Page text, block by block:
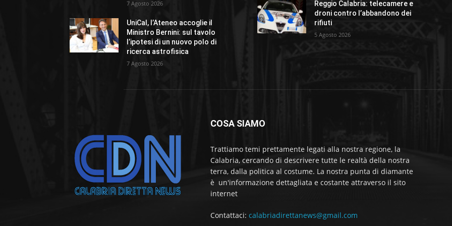
7 Agosto 2026
UniCal, l’Ateneo accoglie il
Ministro Bernini: sul tavolo
l’ipotesi di un nuovo polo di
ricerca astrofisica
7 Agosto 2026
Reggio Calabria: telecamere e
droni contro l’abbandono dei
rifiuti
5 Agosto 2026
COSA SIAMO
Trattiamo temi prettamente legati alla nostra regione, la
Calabria, cercando di descrivere tutte le realtà della nostra
terra, dalla politica al costume. La nostra punta di diamante
è un'informazione dettagliata e costante attraverso il sito
internet
Contattaci: calabriadirettanews@gmail.com